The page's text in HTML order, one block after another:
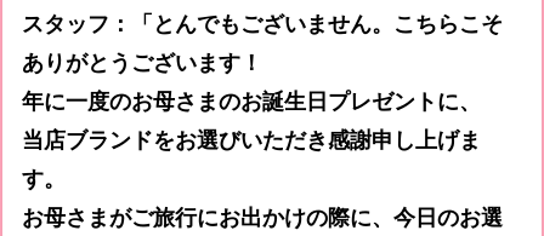
スタッフ：「とんでもございません。こちらこそ
ありがとうございます！
年に一度のお母さまのお誕生日プレゼントに、
当店ブランドをお選びいただき感謝申し上げま
す。
お母さまがご旅行にお出かけの際に、今日のお選